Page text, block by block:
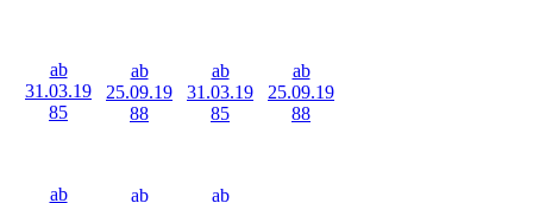
ab
31.03.19
85
ab
25.09.19
88
ab
31.03.19
85
ab
25.09.19
88
ab ab ab